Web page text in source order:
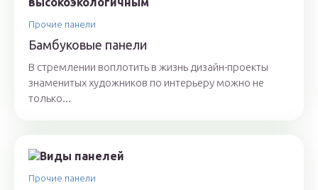
Прочие панели
Бамбуковые панели
В стремлении воплотить в жизнь дизайн-проекты
знаменитых художников по интерьеру можно не
только...
Прочие панели